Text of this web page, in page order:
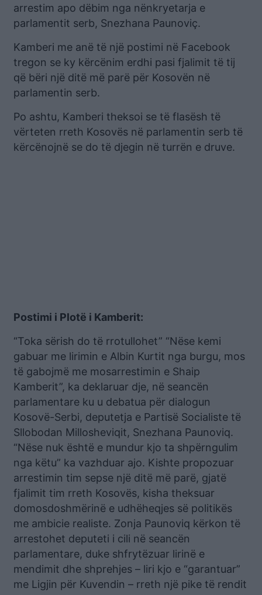
arrestim apo dëbim nga nënkryetarja e
parlamentit serb, Snezhana Paunoviç.
Kamberi me anë të një postimi në Facebook
tregon se ky kërcënim erdhi pasi fjalimit të tij
që bëri një ditë më parë për Kosovën në
parlamentin serb.
Po ashtu, Kamberi theksoi se të flasësh të
vërteten rreth Kosovës në parlamentin serb të
kërcënojnë se do të djegin në turrën e druve.
Postimi i Plotë i Kamberit:
“Toka sërish do të rrotullohet” “Nëse kemi
gabuar me lirimin e Albin Kurtit nga burgu, mos
të gabojmë me mosarrestimin e Shaip
Kamberit”, ka deklaruar dje, në seancën
parlamentare ku u debatua për dialogun
Kosovë-Serbi, deputetja e Partisë Socialiste të
Sllobodan Millosheviqit, Snezhana Paunoviq.
“Nëse nuk është e mundur kjo ta shpërngulim
nga këtu” ka vazhduar ajo. Kishte propozuar
arrestimin tim sepse një ditë më parë, gjatë
fjalimit tim rreth Kosovës, kisha theksuar
domosdoshmërinë e udhëheqjes së politikës
me ambicie realiste. Zonja Paunoviq kërkon të
arrestohet deputeti i cili në seancën
parlamentare, duke shfrytëzuar lirinë e
mendimit dhe shprehjes – liri kjo e “garantuar”
me Ligjin për Kuvendin – rreth një pike të rendit